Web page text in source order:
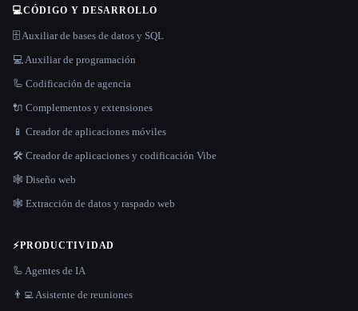
💻CÓDIGO Y DESARROLLO
🗄️ Auxiliar de bases de datos y SQL
💻 Auxiliar de programación
🦾 Codificación de agencia
🔌 Complementos y extensiones
📱 Creador de aplicaciones móviles
🛠️ Creador de aplicaciones y codificación Vibe
🕸 Diseño web
🕸️ Extracción de datos y raspado web
⚡PRODUCTIVIDAD
🦾 Agentes de IA
👨‍💻 Asistente de reuniones